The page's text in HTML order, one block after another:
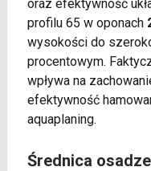
oraz efektywność
profilu 65 w oponach
wysokości do
procentowym.
wpływa na
efektywność
aquaplaning.
Średnica